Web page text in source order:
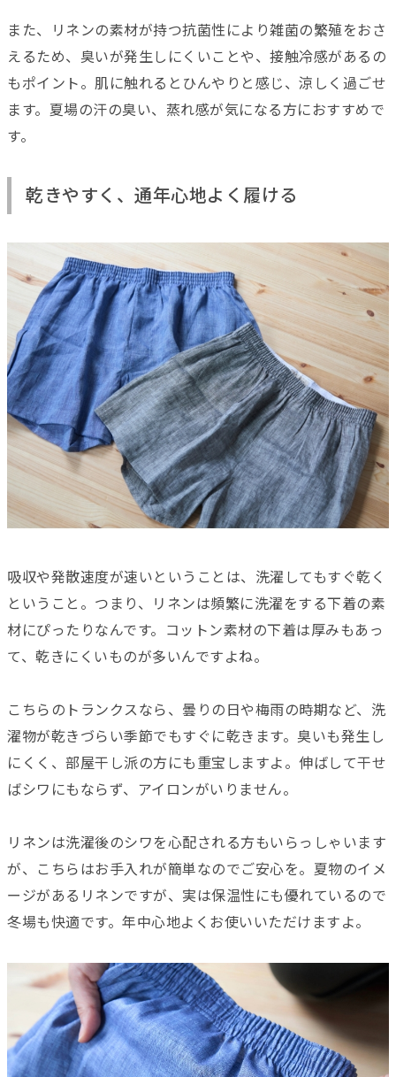
また、リネンの素材が持つ抗菌性により雑菌の繁殖をおさ
えるため、臭いが発生しにくいことや、接触冷感があるの
もポイント。肌に触れるとひんやりと感じ、涼しく過ごせ
ます。夏場の汗の臭い、蒸れ感が気になる方におすすめで
す。
乾きやすく、通年心地よく履ける
吸収や発散速度が速いということは、洗濯してもすぐ乾く
ということ。つまり、リネンは頻繁に洗濯をする下着の素
材にぴったりなんです。コットン素材の下着は厚みもあっ
て、乾きにくいものが多いんですよね。
こちらのトランクスなら、曇りの日や梅雨の時期など、洗
濯物が乾きづらい季節でもすぐに乾きます。臭いも発生し
にくく、部屋干し派の方にも重宝しますよ。伸ばして干せ
ばシワにもならず、アイロンがいりません。
リネンは洗濯後のシワを心配される方もいらっしゃいます
が、こちらはお手入れが簡単なのでご安心を。夏物のイメ
ージがあるリネンですが、実は保温性にも優れているので
冬場も快適です。年中心地よくお使いいただけますよ。